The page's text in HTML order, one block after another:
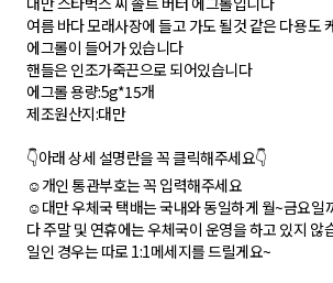
여름 바다 모래사장에 들고 가도 될것 같은 다용도
에그롤이 들어가 있습니다
핸들은 인조가죽끈으로 되어있습니다
에그롤 용량:5g*15개
제조원산지:대만
👇아래 상세 설명란을 꼭 클릭해주세요👇
☺️개인 통관부호는 꼭 입력해주세요
☺️대만 우체국 택배는 국내와 동일하게 월~금요일
다 주말 및 연휴에는 우체국이 운영을 하고 있지 않
일인 경우는 따로 1:1메세지를 드릴게요~